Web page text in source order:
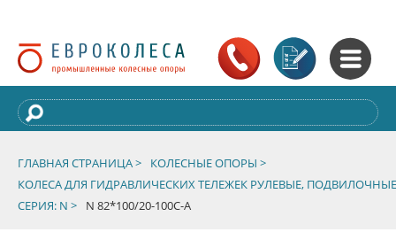
ГЛАВНАЯ СТРАНИЦА >
КОЛЕСНЫЕ ОПОРЫ >
КОЛЕСА ДЛЯ ГИДРАВЛИЧЕСКИХ ТЕЛЕЖЕК РУЛЕВЫЕ,
СЕРИЯ: N >
N 82*100/20-100C-A